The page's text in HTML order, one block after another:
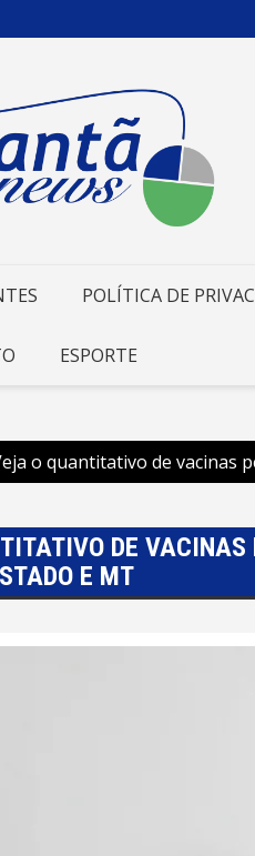
POLÍTICA DE
ESPORTE
o quantitativo de vacinas
DE
E MT